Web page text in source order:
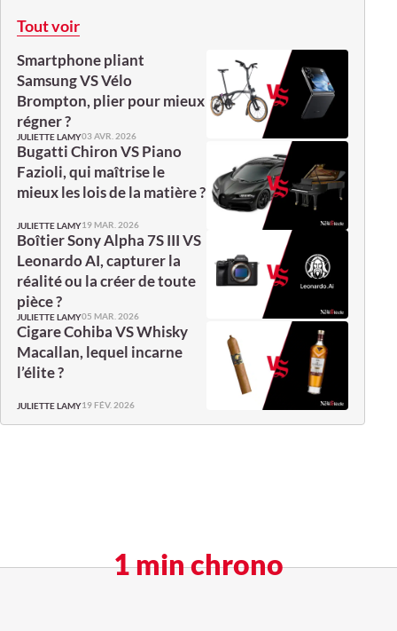
Tout voir
Smartphone pliant
Samsung VS Vélo
Brompton, plier pour mieux
régner ?
JULIETTE LAMY03 AVR. 2026
Bugatti Chiron VS Piano
Fazioli, qui maîtrise le
mieux les lois de la matière ?
JULIETTE LAMY19 MAR. 2026
Boîtier Sony Alpha 7S III VS
Leonardo AI, capturer la
réalité ou la créer de toute
pièce ?
JULIETTE LAMY05 MAR. 2026
Cigare Cohiba VS Whisky
Macallan, lequel incarne
l’élite ?
JULIETTE LAMY19 FÉV. 2026
1 min chrono